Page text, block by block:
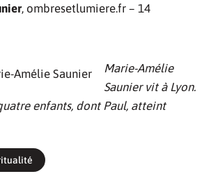
, ombresetlumiere.fr – 14
Marie-Amélie
Saunier vit à Lyon.
enfants, dont Paul, atteint